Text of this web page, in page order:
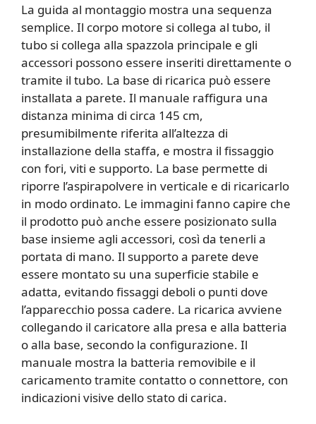
La guida al montaggio mostra una sequenza
semplice. Il corpo motore si collega al tubo, il
tubo si collega alla spazzola principale e gli
accessori possono essere inseriti direttamente o
tramite il tubo. La base di ricarica può essere
installata a parete. Il manuale raffigura una
distanza minima di circa 145 cm,
presumibilmente riferita all’altezza di
installazione della staffa, e mostra il fissaggio
con fori, viti e supporto. La base permette di
riporre l’aspirapolvere in verticale e di ricaricarlo
in modo ordinato. Le immagini fanno capire che
il prodotto può anche essere posizionato sulla
base insieme agli accessori, così da tenerli a
portata di mano. Il supporto a parete deve
essere montato su una superficie stabile e
adatta, evitando fissaggi deboli o punti dove
l’apparecchio possa cadere. La ricarica avviene
collegando il caricatore alla presa e alla batteria
o alla base, secondo la configurazione. Il
manuale mostra la batteria removibile e il
caricamento tramite contatto o connettore, con
indicazioni visive dello stato di carica.